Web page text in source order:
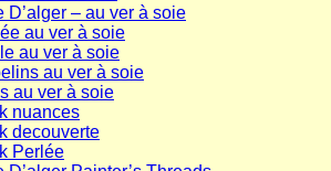
D’alger – au ver à soie
au ver à soie
au ver à soie
au ver à soie
au ver à soie
nuances
decouverte
Perlée